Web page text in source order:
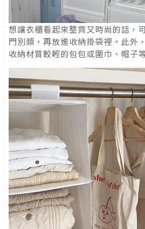
想讓衣櫃看起來整齊又時尚的話，
門別類，再放進收納掛袋裡。此外
收納材質較輕的包包或圍巾、帽子